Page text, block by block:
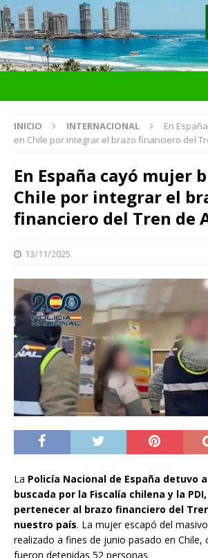
INICIO INTERNACIONAL
En
en Chile por integrar el brazo financiero del
En España cayó mujer
Chile por integrar el
financiero del Tren de
13/11/2025
La Policía Nacional de España detuvo
buscada por la Fiscalía chilena y la
pertenecer al brazo financiero del
nuestro país. La mujer escapó del
realizado a fines de junio pasado en Chile,
fueron detenidas 52 personas.